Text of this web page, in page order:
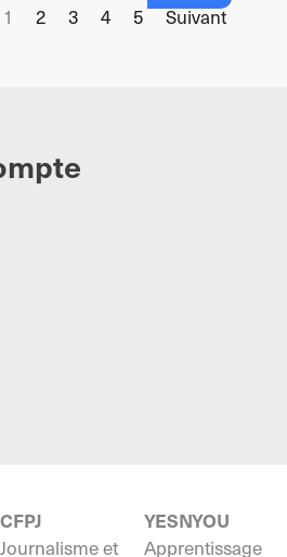
1
2 3 4 5 Suivant
CFPJ
Journalisme et
YESNYOU
Apprentissage